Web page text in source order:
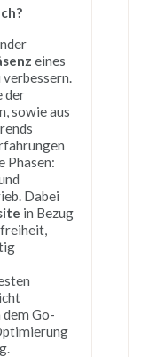
eines
der
sowie aus
Phasen:
Dabei
in Bezug
Go-